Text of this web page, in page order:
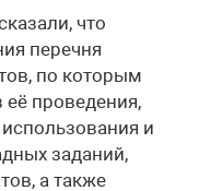
что
перечня
по которым
проведения,
и
заданий,
а также